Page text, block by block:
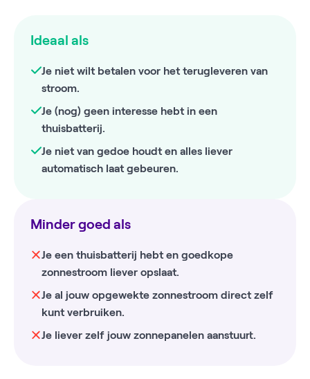
Ideaal als
Je niet wilt betalen voor het terugleveren van
stroom.
Je (nog) geen interesse hebt in een
thuisbatterij.
Je niet van gedoe houdt en alles liever
automatisch laat gebeuren.
Minder goed als
Je een thuisbatterij hebt en goedkope
zonnestroom liever opslaat.
Je al jouw opgewekte zonnestroom direct zelf
kunt verbruiken.
Je liever zelf jouw zonnepanelen aanstuurt.